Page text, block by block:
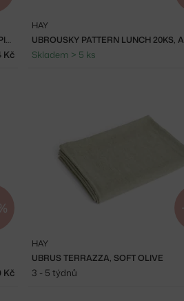
UBROUSKY PATTERN LUNCH 20KS, LIGHT PINK, BORDEAUX AND BLACK M CHECK
Kč
HAY
Skladem > 5 ks
Kč
UBRUS TERRAZZA, SOFT OLIVE
HAY
3 - 5 týdnů